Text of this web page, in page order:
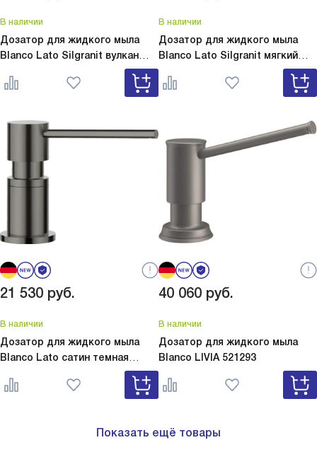
В наличии
Дозатор для жидкого мыла
Blanco Lato Silgranit вулкан
Lato Silgranit вулкан
серый 526954
В наличии
Дозатор для жидкого мыла
Blanco Lato Silgranit мягкий
Lato Silgranit мягкий
белый 526955
21 530 руб.
В наличии
Дозатор для жидкого мыла
Blanco Lato сатин темная
Lato сатин темная сталь
527743
40 060 руб.
В наличии
Дозатор для жидкого мыла
Blanco LIVIA 521293
Показать ещё товары